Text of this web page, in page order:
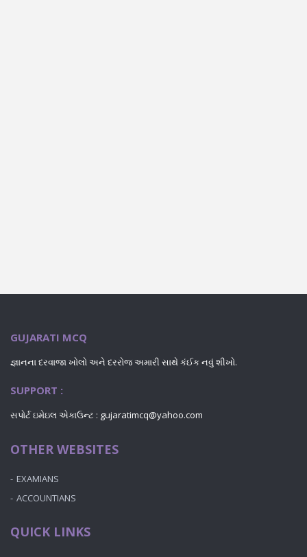
GUJARATI MCQ
જ્ઞાનના દરવાજા ખોલો અને દરરોજ અમારી સાથે કંઈક નવું શીખો.
SUPPORT :
સપોર્ટ ઇમેઇલ એકાઉન્ટ : gujaratimcq@yahoo.com
OTHER WEBSITES
EXAMIANS
ACCOUNTIANS
QUICK LINKS